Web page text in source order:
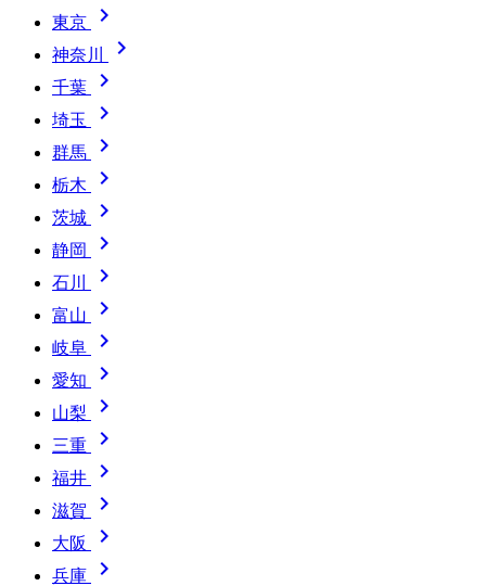
東京 
神奈川 
千葉 
埼玉 
群馬 
栃木 
茨城 
静岡 
石川 
富山 
岐阜 
愛知 
山梨 
三重 
福井 
滋賀 
大阪 
兵庫 